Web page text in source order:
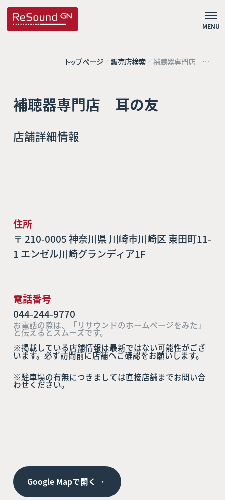
MENU
トップページ 販売店検索 補聴器専門店 耳
の友
補聴器専門店 耳の友
店舗詳細情報
住所
〒 210-0005 神奈川県 川崎市川崎区 東田町11-
1 エンゼル川崎グランディア1F
電話番号
044-244-9770
お電話の際は、「リサウンドのホームページをみた」
と伝えるとスムーズです。
※掲載している店舗情報は最新ではない可能性がござ
います。必ず訪問前に店舗へご確認をお願いします。
※駐車場の有無につきましては直接店舗までお問い合
わせください。
Google Mapで開く